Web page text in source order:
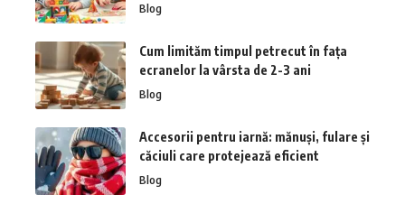
Blog
Cum limităm timpul petrecut în fața
ecranelor la vârsta de 2-3 ani
Blog
Accesorii pentru iarnă: mănuși, fulare și
căciuli care protejează eficient
Blog